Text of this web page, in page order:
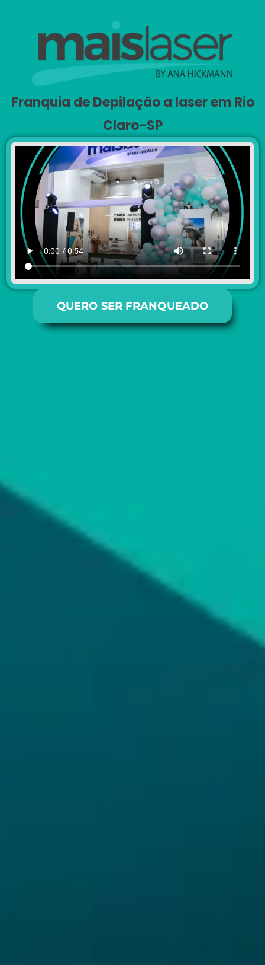
Franquia de Depilação a laser em Rio
Claro-SP
QUERO SER FRANQUEADO